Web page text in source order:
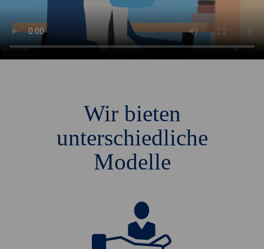
Wir bieten
unterschiedliche
Modelle